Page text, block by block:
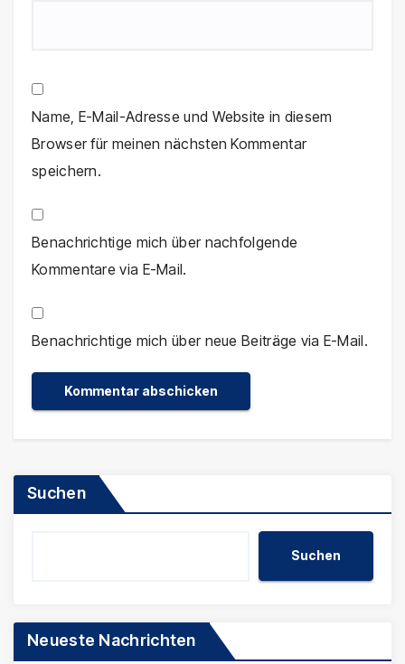
Name, E-Mail-Adresse und Website in diesem
Browser für meinen nächsten Kommentar
speichern.
Benachrichtige mich über nachfolgende
Kommentare via E-Mail.
Benachrichtige mich über neue Beiträge via E-Mail.
Suchen
Suchen
Neueste Nachrichten